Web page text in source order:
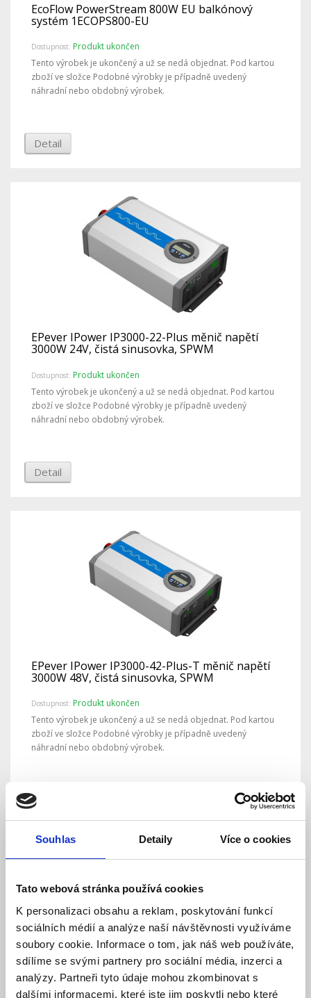
Souhlas Detaily Více o cookies
Tato webová stránka používá cookies
K personalizaci obsahu a reklam, poskytování funkcí
sociálních médií a analýze naší návštěvnosti využíváme
soubory cookie. Informace o tom, jak náš web používáte,
sdílíme se svými partnery pro sociální média, inzerci a
analýzy. Partneři tyto údaje mohou zkombinovat s
dalšími informacemi, které jste jim poskytli nebo které
EcoFlow PowerStream 800W EU balkónový
systém 1ECOPS800-EU
Dostupnost: Produkt ukončen
Tento výrobek je ukončený a už se nedá objednat. Pod kartou
zboží ve složce Podobné výrobky je případně uvedený
náhradní nebo obdobný výrobek.
Detail
EPever IPower IP3000-22-Plus měnič napětí
3000W 24V, čistá sinusovka, SPWM
Dostupnost: Produkt ukončen
Tento výrobek je ukončený a už se nedá objednat. Pod kartou
zboží ve složce Podobné výrobky je případně uvedený
náhradní nebo obdobný výrobek.
Detail
EPever IPower IP3000-42-Plus-T měnič napětí
3000W 48V, čistá sinusovka, SPWM
Dostupnost: Produkt ukončen
Tento výrobek je ukončený a už se nedá objednat. Pod kartou
zboží ve složce Podobné výrobky je případně uvedený
náhradní nebo obdobný výrobek.
Detail
EPever IPower IP500-12-Plus-E měnič napětí